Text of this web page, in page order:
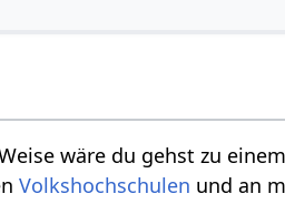
wäre du gehst zu
Volkshochschulen und an